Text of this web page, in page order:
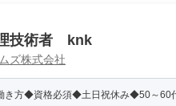
技術者 knk
ズ株式会社
き方◆資格必須◆土日祝休み◆50～60